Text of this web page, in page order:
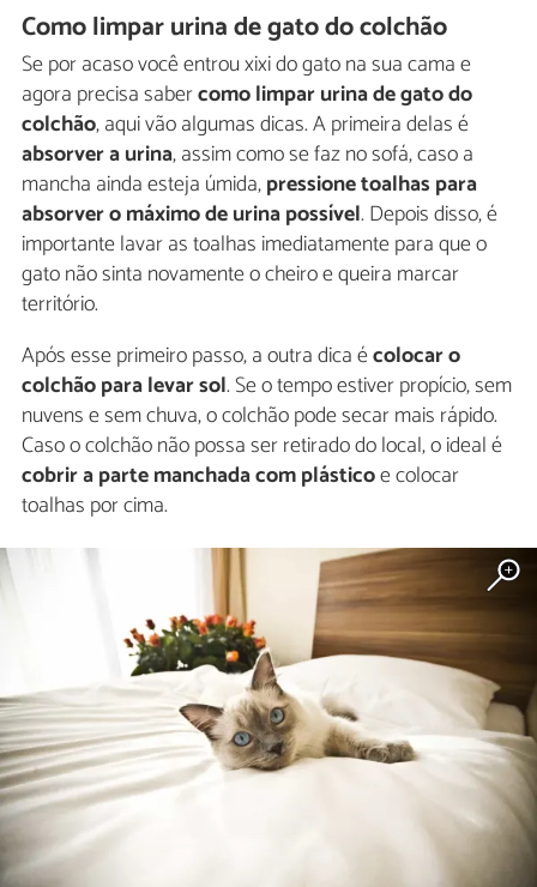
Como limpar urina de gato do colchão
Se por acaso você entrou xixi do gato na sua cama e
agora precisa sabercomo limpar urina de gato do
colchão, aqui vão algumas dicas. A primeira delas é
absorver a urina, assim como se faz no sofá, caso a
mancha ainda esteja úmida,pressione toalhas para
absorver o máximo de urina possível. Depois disso, é
importante lavar as toalhas imediatamente para que o
gato não sinta novamente o cheiro e queira marcar
território.
Após esse primeiro passo, a outra dica écolocar o
colchão para levar sol. Se o tempo estiver propício, sem
nuvens e sem chuva, o colchão pode secar mais rápido.
Caso o colchão não possa ser retirado do local, o ideal é
cobrir a parte manchada com plásticoe colocar
toalhas por cima.